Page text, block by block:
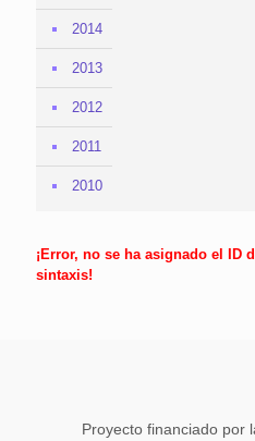
2014
2013
2012
2011
2010
¡Error, no se ha asignado el ID
sintaxis!
Proyecto financiado por